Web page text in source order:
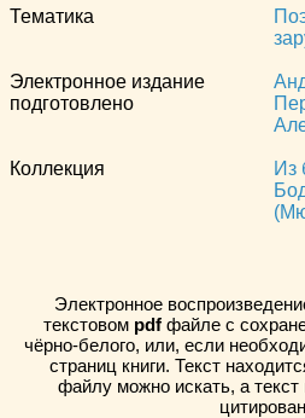
Тематика
Электронное издание
подготовлено
Коллекция
Из
Электронное
текстовом pdfфайле с
чёрно-белого, или, если
страниц книги. Текст
файлу можно искать, а